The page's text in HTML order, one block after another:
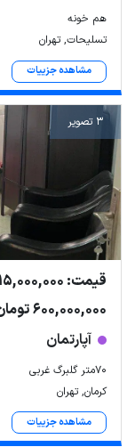
هم خونه
تسلیحات, تهران
مشاهده جزییات
3 تصویر
قیمت: 15,000,000 تومان اجاره
600,000,000 تومان رهن
آپارتمان
70متر گلبرگ غربی
کرمان, تهران
مشاهده جزییات